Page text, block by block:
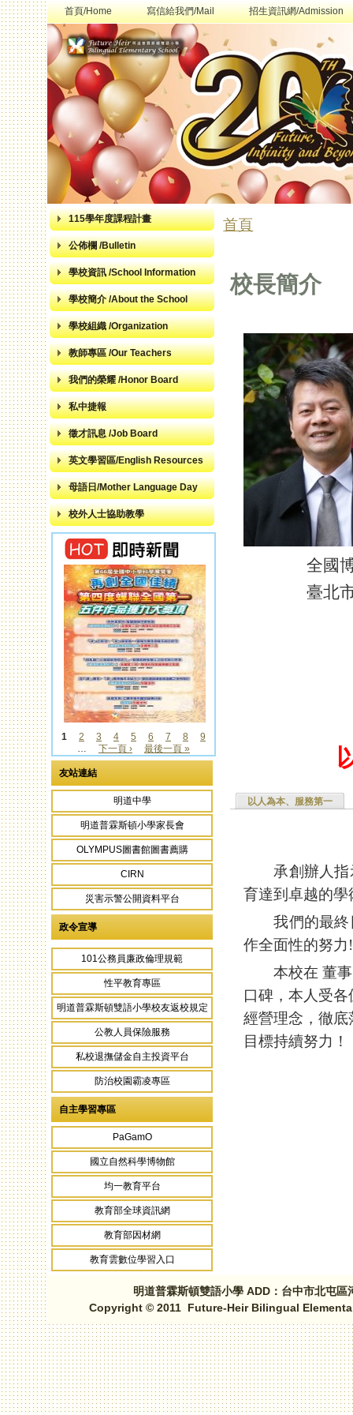
首頁/Home 寫信給我們/Mail 招生資訊網/Admission
115學年度課程計畫
公佈欄 /Bulletin
學校資訊 /School Information
學校簡介 /About the School
學校組織 /Organization
教師專區 /Our Teachers
我們的榮耀 /Honor Board
私中捷報
徵才訊息 /Job Board
英文學習區/English Resources
母語日/Mother Language Day
校外人士協助教學
頁面
1 2 3 4 5 6 7 8
9
…
下一頁 › 最後一頁 »
友站連結
明道中學
明道普霖斯頓小學家長會
OLYMPUS圖書館圖書薦購
CIRN
災害示警公開資料平台
政令宣導
101公務員廉政倫理規範
性平教育專區
明道普霖斯頓雙語小學校友返校規定
公教人員保險服務
私校退撫儲金自主投資平台
防治校園霸凌專區
自主學習專區
PaGamO
國立自然科學博物館
均一教育平台
教育部全球資訊網
教育部因材網
教育雲數位學習入口
您在這裡
首頁
校長簡介
全國
臺北
以人為本、服務第一
承創辦人指示
育達到卓越的學
我們的最終目
作全面性的努力
本校在 董事
口碑，本人受
經營理念，徹
目標持續努力！
明道普霖斯頓雙語小學 ADD：台中市北屯
Copyright © 2011 Future-Heir Bilingual